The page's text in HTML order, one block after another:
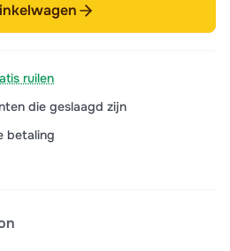
ruilen
die geslaagd zijn
betaling